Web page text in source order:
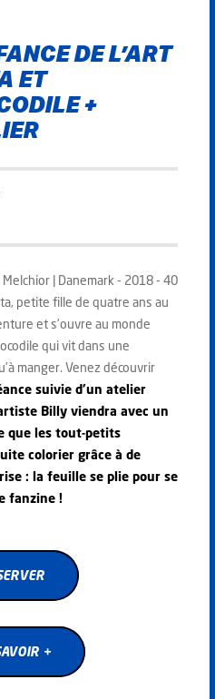
DE L’ART
ET
+
Melchior | Danemark - 2018 - 40
petite fille de quatre ans au
et s’ouvre au monde
qui vit dans une
manger. Venez découvrir
suivie d’un atelier
Billy viendra avec un
que les tout-petits
colorier grâce à de
: la feuille se plie pour se
fanzine !
+